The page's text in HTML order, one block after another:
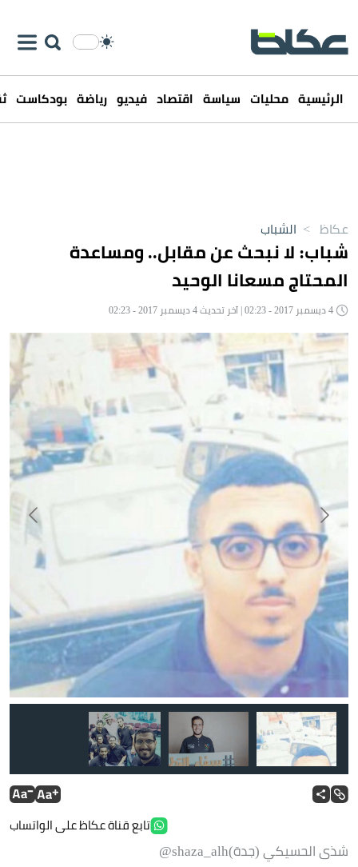
الرئيسية محليات سياسة اقتصاد فيديو رياضة بودكاست
عكاظ > الشباب
شباب: لا نبحث عن مقابل.. ومساعدة
المحتاج مسعانا الوحيد
راكان الرشيد يحمل لوحة هاشتاق سفراء التطوع.
تابع قناة عكاظ على الواتساب
شذى الحسيكي (جدة)shaza_alh@